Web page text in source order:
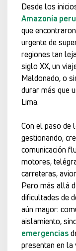
Desde los
Amazonía
que
urgente de
regiones tan
siglo XX, un
Maldonado, o
durar más que
Lima.
Con el paso de
gestionando,
comunicación
motores,
carreteras,
Pero más allá
dificultades de
aún mayor:
aislamiento,
emergencias
presentan en la